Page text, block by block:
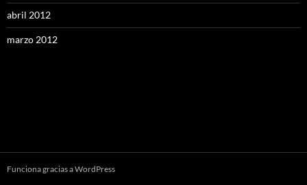
abril 2012
marzo 2012
Funciona gracias a WordPress